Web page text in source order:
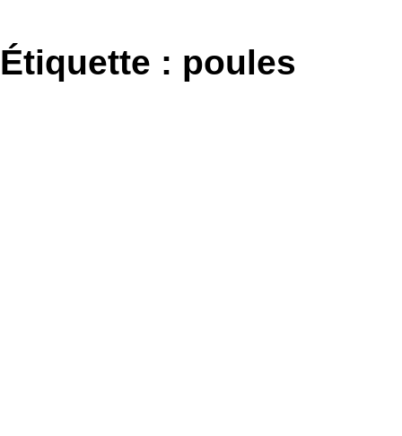
au
contenu
Étiquette : poules